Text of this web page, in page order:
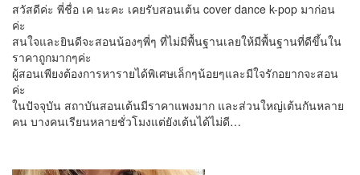
สวัสดีค่ะ พี่ชื่อ เค นะคะ เคยรับสอนเต้น cover dance k-pop มาก่อน
ค่ะ
สนใจและยินดีจะสอนน้องๆพี่ๆ ที่ไม่มีพื้นฐานเลยให้มีพื้นฐานที่ดีขึ้นใน
ราคาถูกมากๆค่ะ
ผู้สอนเพียงต้องการหารายได้พิเศษเล็กๆน้อยๆและมีใจรักอยากจะสอน
ค่ะ
ในปัจจุบัน สถาบันสอนเต้นมีราคาแพงมาก และส่วนใหญ่เต้นกันหลาย
คน บางคนเรียนหลายชั่วโมงแต่ยังเต้นได้ไม่ดี…